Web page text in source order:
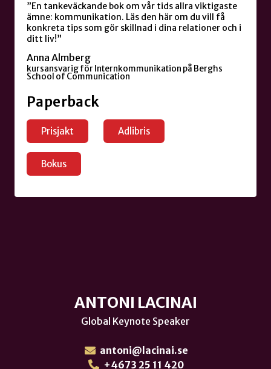
”En tankeväckande bok om vår tids allra viktigaste
ämne: kommunikation. Läs den här om du vill få
konkreta tips som gör skillnad i dina relationer och i
ditt liv!”
Anna Almberg
kursansvarig för Internkommunikation på Berghs
School of Communication
Paperback
Prisjakt Adlibris
Bokus
ANTONI LACINAI
Global Keynote Speaker
antoni@lacinai.se
+4673 25 11 420